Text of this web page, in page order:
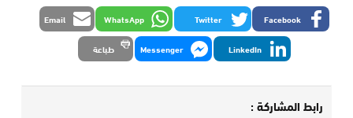
Facebook
Twitter
WhatsApp
Email
LinkedIn
Messenger طباعة
رابط المشاركة :